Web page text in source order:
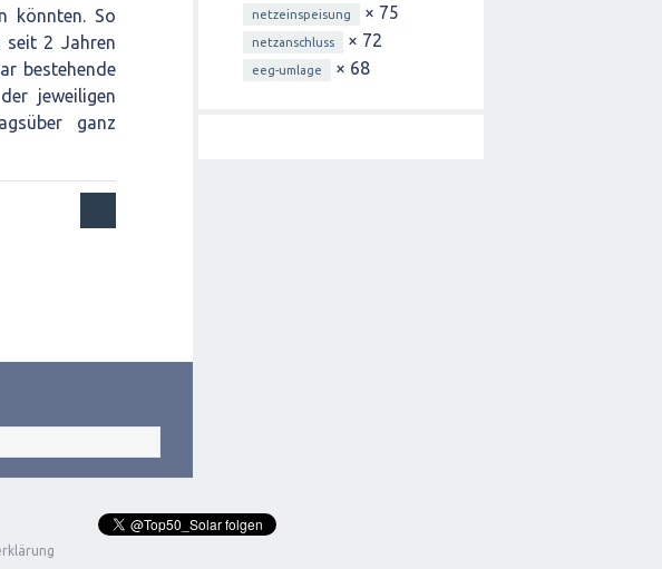
könnten. So
seit 2 Jahren
bestehende
jeweiligen
ganz
netzeinspeisung × 75
netzanschluss × 72
eeg-umlage × 68